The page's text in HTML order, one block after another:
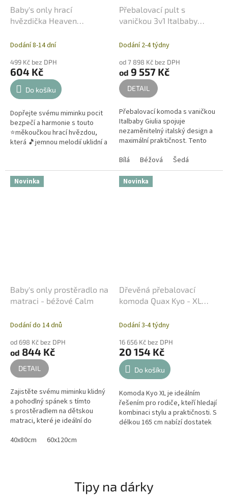
Baby's only hrací
hvězdička Heaven
Dodání 8-14 dní
499 Kč bez DPH
604 Kč
Do košíku
Dopřejte svému miminku pocit
bezpečí a harmonie s touto
⭐měkoučkou hrací hvězdou,
která 🎵jemnou melodií uklidní a
autosedačku,...
Přebalovací pult s
vaničkou 3v1 Italbaby
Dodání 2-4 týdny
od 7 898 Kč bez DPH
od 9 557 Kč
DETAIL
Přebalovací komoda s vaničkou
Italbaby Giulia spojuje
nezaměnitelný italský design a
maximální praktičnost. Tento
prostornými zásuvkami nabízí...
Bílá Béžová Šedá
Novinka
Baby's only prostěradlo na
matraci - béžové Calm
Dodání do 14 dnů
od 698 Kč bez DPH
od 844 Kč
DETAIL
Zajistěte svému miminku klidný
a pohodlný spánek s tímto
s prostěradlem na dětskou
matraci, které je ideální do
Jemná 100% bavlna je šetrná k...
40x80cm 60x120cm
Novinka
Dřevěná přebalovací
komoda Quax Kyo - XL
Dodání 3-4 týdny
16 656 Kč bez DPH
20 154 Kč
Do košíku
Komoda Kyo XL je ideálním
řešením pro rodiče, kteří hledají
kombinaci stylu a praktičnosti. S
délkou 165 cm nabízí dostatek
Tipy na dárky